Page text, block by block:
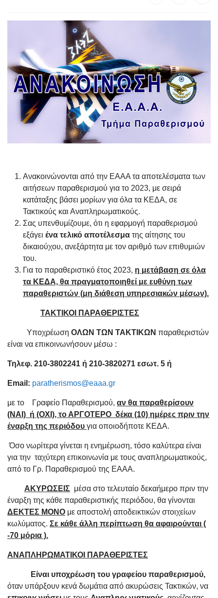
Ανακοινώνονται από την ΕΑΑΑ τα αποτελέσματα των
αιτήσεων παραθερισμού για το 2023, με σειρά
κατάταξης βάσει μορίων για όλα τα ΚΕΔΑ, σε
Τακτικούς και Αναπληρωματικούς.
Σας υπενθυμίζουμε, ότι η εφαρμογή παραθερισμού
εξάγει ένα τελικό αποτέλεσμα της αίτησης του
δικαιούχου, ανεξάρτητα με τον αριθμό των επιθυμιών
του.
Για το παραθεριστικό έτος 2023, η μετάβαση σε όλα
τα ΚΕΔΑ, θα πραγματοποιηθεί με ευθύνη των
παραθεριστών (μη διάθεση υπηρεσιακών μέσων).
ΤΑΚΤΙΚΟΙ ΠΑΡΑΘΕΡΙΣΤΕΣ
Υποχρέωση ΟΛΩΝ ΤΩΝ ΤΑΚΤΙΚΩΝ παραθεριστών
είναι να επικοινωνήσουν μέσω :
Τηλεφ. 210-3802241 ή 210-3820271 εσωτ. 5 ή
Email : paratherismos@eaaa.gr
με το Γραφείο Παραθερισμού, αν θα παραθερίσουν
(ΝΑΙ) ή (ΟΧΙ), το ΑΡΓΟΤΕΡΟ δέκα (10) ημέρες πριν την
έναρξη της περιόδου για οποιοδήποτε ΚΕΔΑ.
Όσο νωρίτερα γίνεται η ενημέρωση, τόσο καλύτερα είναι
για την ταχύτερη επικοινωνία με τους αναπληρωματικούς,
από το Γρ. Παραθερισμού της ΕΑΑΑ.
ΑΚΥΡΩΣΕΙΣ μέσα στο τελευταίο δεκαήμερο πριν την
έναρξη της κάθε παραθεριστικής περιόδου, θα γίνονται
ΔΕΚΤΕΣ ΜΟΝΟ με αποστολή αποδεικτικών στοιχείων
κωλύματος. Σε κάθε άλλη περίπτωση θα αφαιρούνται (
-70 μόρια ).
ΑΝΑΠΛΗΡΩΜΑΤΙΚΟΙ ΠΑΡΑΘΕΡΙΣΤΕΣ
Είναι υποχρέωση του γραφείου παραθερισμού,
όταν υπάρξουν κενά δωμάτια από ακυρώσεις Τακτικών, να